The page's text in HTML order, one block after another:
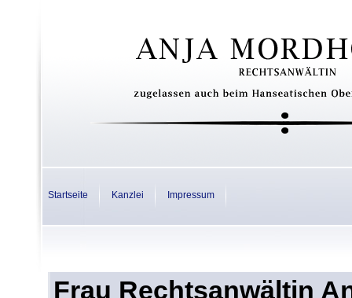
Startseite Kanzlei Impressum
Frau Rechtsanwältin